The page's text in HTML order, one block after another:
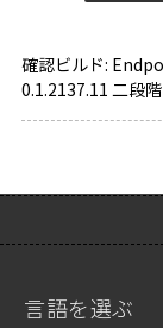
確認ビルド:
0.1.2137.11 二段
言語を選ぶ